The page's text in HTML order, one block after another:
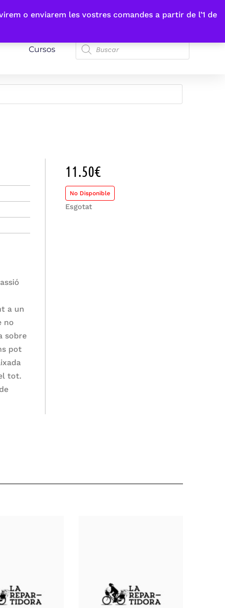
o enviarem les vostres comandes a partir de l’1 de
Cursos
a un
no
sobre
pot
tot.
11.50€
No Disponible
Esgotat